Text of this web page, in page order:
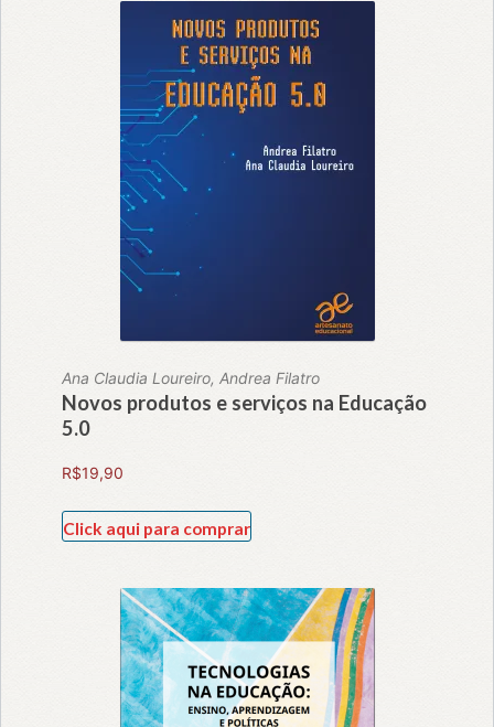
Ana Claudia Loureiro, Andrea Filatro
Novos produtos e serviços na Educação
5.0
R$19,90
Click aqui para comprar